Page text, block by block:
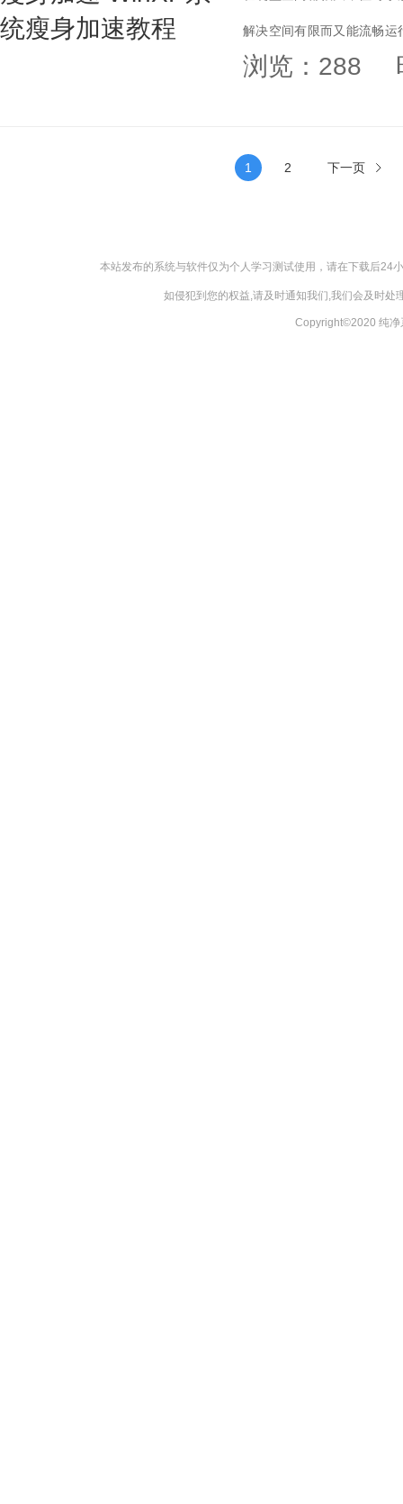
解决空间有限而又能流畅运
方法。...
浏览：288
1 2 下一页
本站发布的系统与软件仅为个人学习测试使用，请在下载后24
如侵犯到您的权益,请及时通知我们,我们会及时
Copyright©2020 纯净